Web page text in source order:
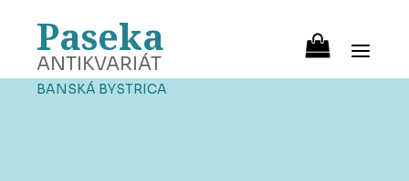
Paseka
ANTIKVARIÁT
BANSKÁ BYSTRICA